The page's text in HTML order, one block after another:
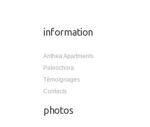
information
Anthea Apartments
Paleochora
Témoignages
Contacts
photos